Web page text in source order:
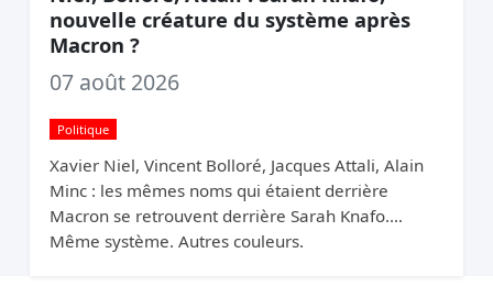
nouvelle créature du système après
Macron ?
07 août 2026
Politique
Xavier Niel, Vincent Bolloré, Jacques Attali, Alain
Minc : les mêmes noms qui étaient derrière
Macron se retrouvent derrière Sarah Knafo.
Même système. Autres couleurs.